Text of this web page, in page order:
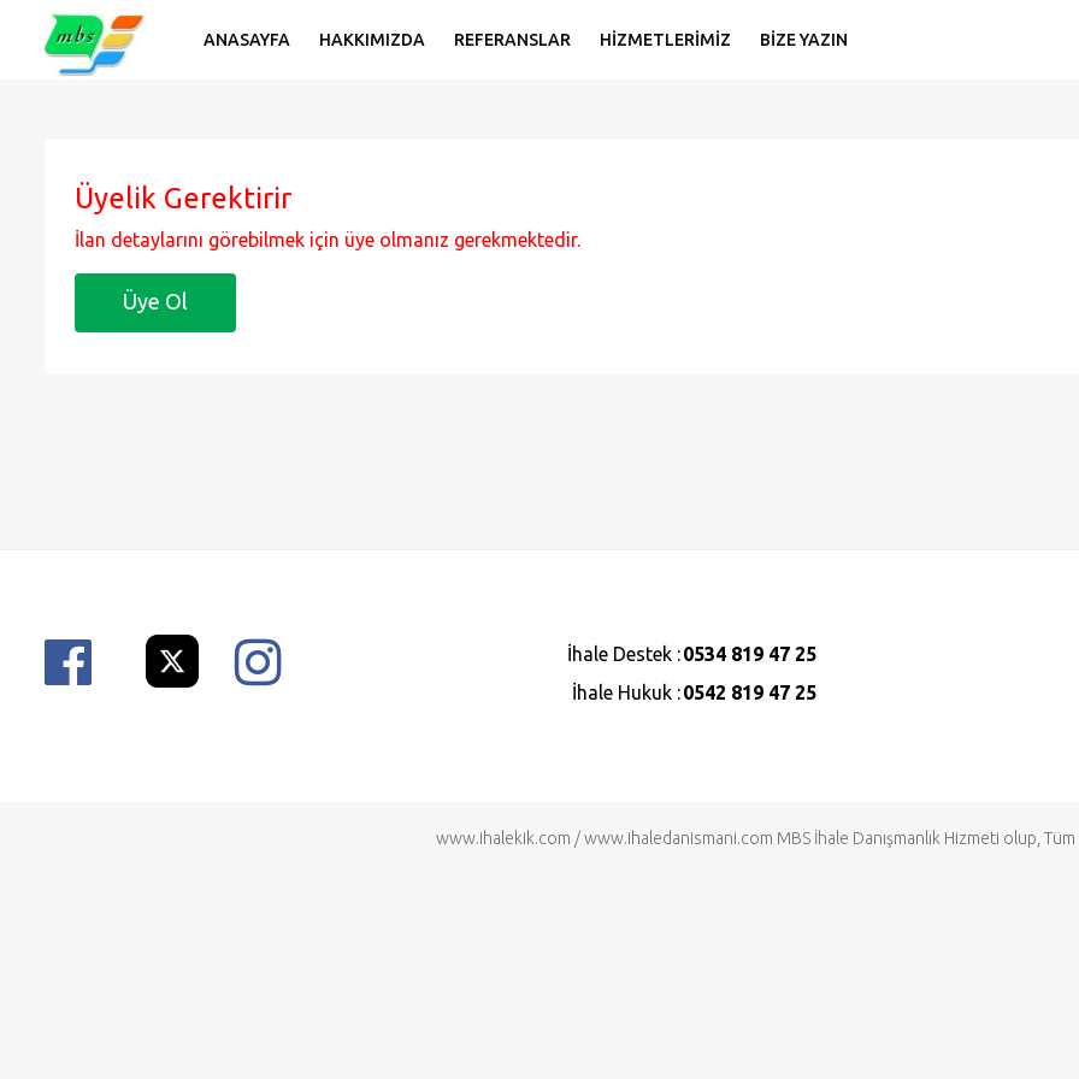
ANASAYFA HAKKIMIZDA REFERANSLAR HİZMETLERİMİZ BİZE YAZIN
Üyelik Gerektirir
İlan detaylarını görebilmek için üye olmanız gerekmektedir.
Üye Ol
İhale Destek :0534 819 47 25
İhale Hukuk :0542 819 47 25
www.ihalekik.com /www.ihaledanismani.com MBS İhale Danışmanlık Hizmeti olup, Tüm